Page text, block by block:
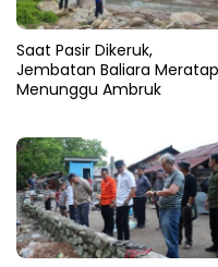
Saat Pasir Dikeruk,
Jembatan Baliara Meratap
Menunggu Ambruk